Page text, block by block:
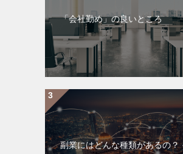
「会社勤め」の良いところ
副業にはどんな種類があるの？